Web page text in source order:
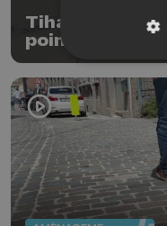
Tihange :
point du 27